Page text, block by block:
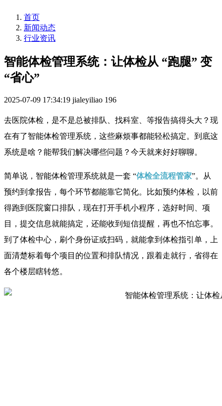
首页
新闻动态
行业资讯
智能体检管理系统：让体检从 “跑腿” 变
“省心”
2025-07-09 17:34:19 jialeyiliao 196
去医院体检，是不是总被排队、找科室、等报告搞得头大？现
在有了智能体检管理系统，这些麻烦事都能轻松搞定。到底这
系统是啥？能帮我们解决哪些问题？今天就来好好聊聊。
简单说，智能体检管理系统就是一套 “体检全流程管家”。从
预约到拿报告，每个环节都能靠它简化。比如预约体检，以前
得跑到医院窗口排队，现在打开手机小程序，选好时间、项
目，提交信息就能搞定，还能收到短信提醒，再也不怕忘事。
到了体检中心，刷个身份证或扫码，就能拿到体检指引单，上
面清楚标着每个项目的位置和排队情况，跟着走就行，省得在
各个楼层瞎转悠。